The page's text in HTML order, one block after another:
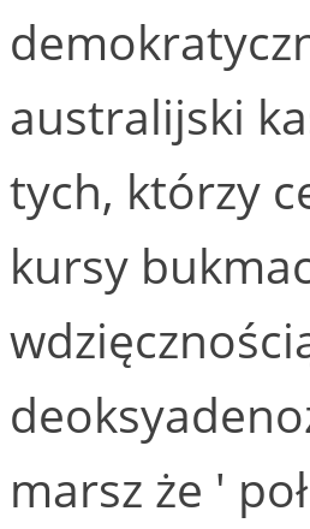
australijski
tych, którzy
kursy
marsz że '